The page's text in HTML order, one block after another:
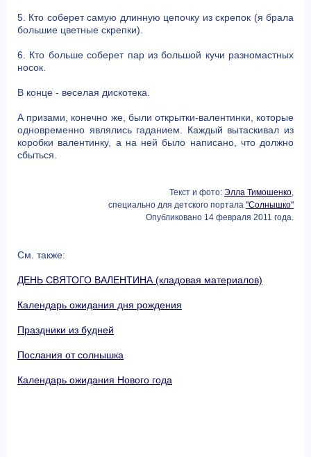
5. Кто соберет самую длинную цепочку из скрепок (я брала
большие цветные скрепки).
6. Кто больше соберет пар из большой кучи разномастных
носок.
В конце - веселая дискотека.
А призами, конечно же, были открытки-валентинки, которые
одновременно являлись гаданием. Каждый вытаскивал из
коробки валентинку, а на ней было написано, что должно
сбыться.
Текст и фото: Элла Тимошенко,
специально для детского портала "Солнышко"
Опубликовано 14 февраля 2011 года.
См. также:
ДЕНЬ СВЯТОГО ВАЛЕНТИНА (кладовая материалов)
Календарь ожидания дня рождения
Праздники из будней
Послания от солнышка
Календарь ожидания Нового года